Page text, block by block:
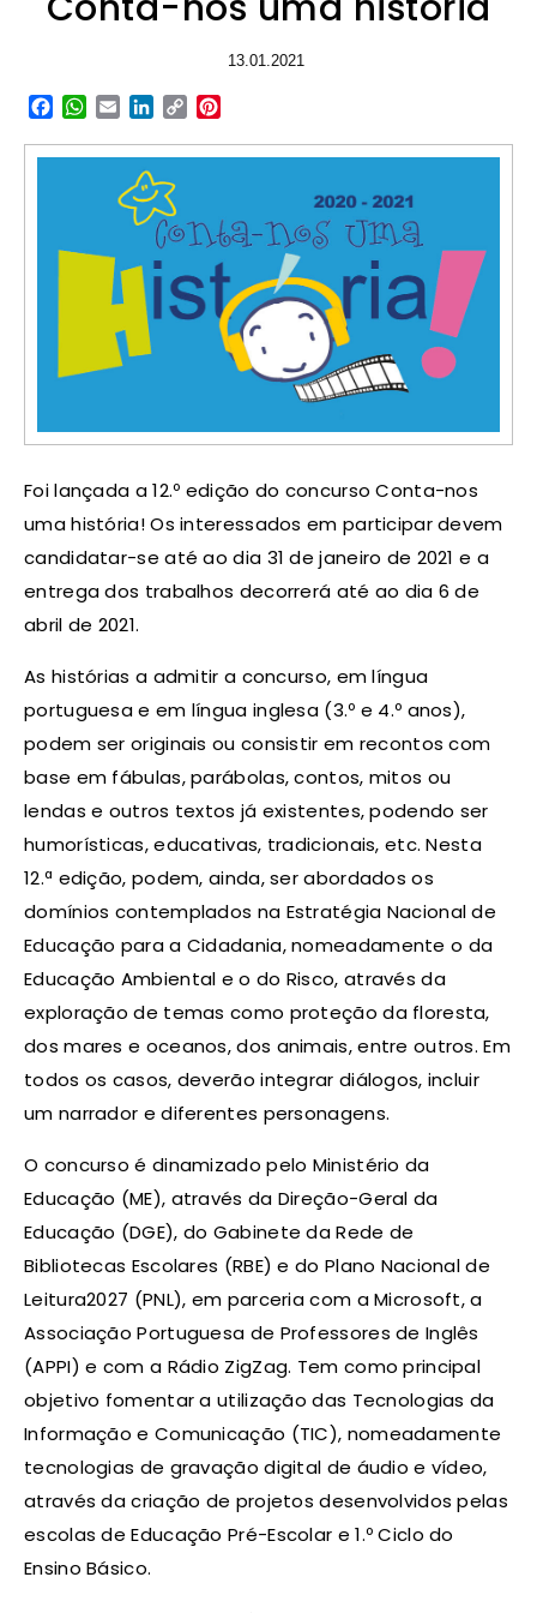
13.01.2021
Facebook
WhatsApp
EmailLinkedIn
Copy
Foi lançada a 12.º edição do concurso Conta-nos
uma história! Os interessados em participar devem
candidatar-se até ao dia 31 de janeiro de 2021 e a
entrega dos trabalhos decorrerá até ao dia 6 de
abril de 2021.
As histórias a admitir a concurso, em língua
portuguesa e em língua inglesa (3.º e 4.º anos),
podem ser originais ou consistir em recontos com
base em fábulas, parábolas, contos, mitos ou
lendas e outros textos já existentes, podendo ser
humorísticas, educativas, tradicionais, etc. Nesta
12.ª edição, podem, ainda, ser abordados os
domínios contemplados na Estratégia Nacional de
Educação para a Cidadania, nomeadamente o da
Educação Ambiental e o do Risco, através da
exploração de temas como proteção da floresta,
dos mares e oceanos, dos animais, entre outros. Em
todos os casos, deverão integrar diálogos, incluir
um narrador e diferentes personagens.
O concurso é dinamizado pelo Ministério da
Educação (ME), através da Direção-Geral da
Educação (DGE), do Gabinete da Rede de
Bibliotecas Escolares (RBE) e do Plano Nacional de
Leitura2027 (PNL), em parceria com a Microsoft, a
Associação Portuguesa de Professores de Inglês
(APPI) e com a Rádio ZigZag. Tem como principal
objetivo fomentar a utilização das Tecnologias da
Informação e Comunicação (TIC), nomeadamente
tecnologias de gravação digital de áudio e vídeo,
através da criação de projetos desenvolvidos pelas
escolas de Educação Pré-Escolar e 1.º Ciclo do
Ensino Básico.